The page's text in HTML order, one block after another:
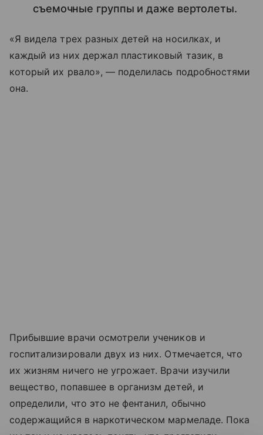
съемочные группы и даже вертолеты.
«Я видела трех разных детей на носилках, и
каждый из них держал пластиковый тазик, в
который их рвало», — поделилась подробностями
она.
Прибывшие врачи осмотрели учеников и
госпитализировали двух из них. Отмечается, что
их жизням ничего не угрожает. Врачи изучили
вещество, попавшее в организм детей, и
определили, что это не фентанил, обычно
содержащийся в наркотическом мармеладе. Пока